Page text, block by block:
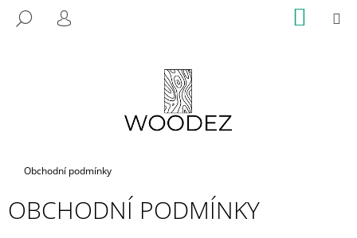
HLEDAT
PŘIHLÁŠENÍ KOŠÍK
Domů
Obchodní podmínky
OBCHODNÍ PODMÍNKY
T
E